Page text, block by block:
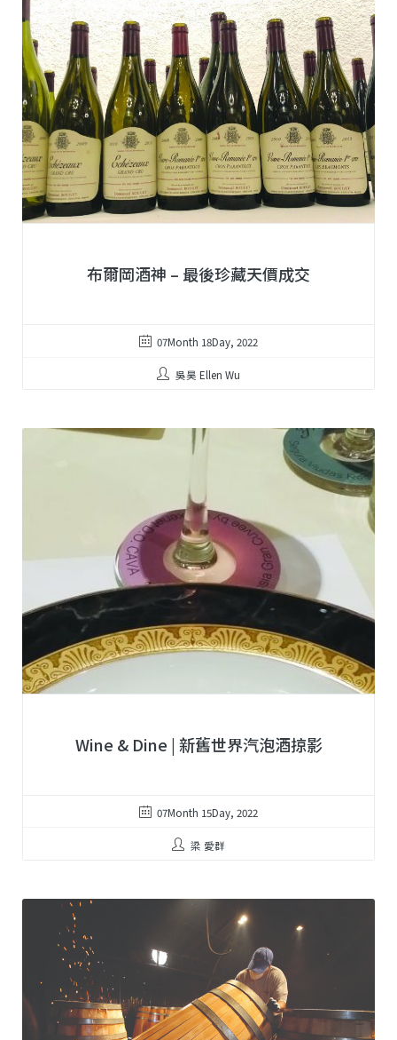
布爾岡酒神 – 最後珍藏天價成交
07Month 18Day, 2022
吳昊 Ellen Wu
Wine & Dine | 新舊世界汽泡酒掠影
07Month 15Day, 2022
梁 愛群